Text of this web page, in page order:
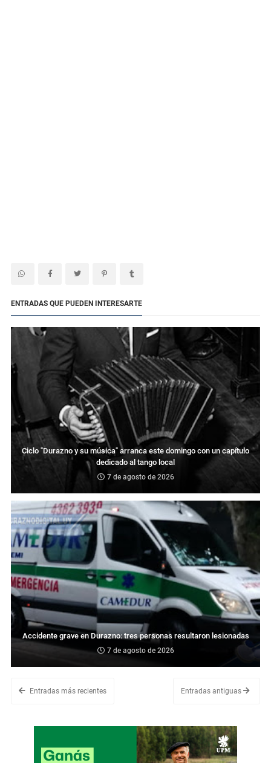
ENTRADAS QUE PUEDEN INTERESARTE
Ciclo "Durazno y su música" arranca este domingo con un capítulo
dedicado al tango local
7 de agosto de 2026
Accidente grave en Durazno: tres personas resultaron lesionadas
7 de agosto de 2026
Entradas más recientes Entradas antiguas